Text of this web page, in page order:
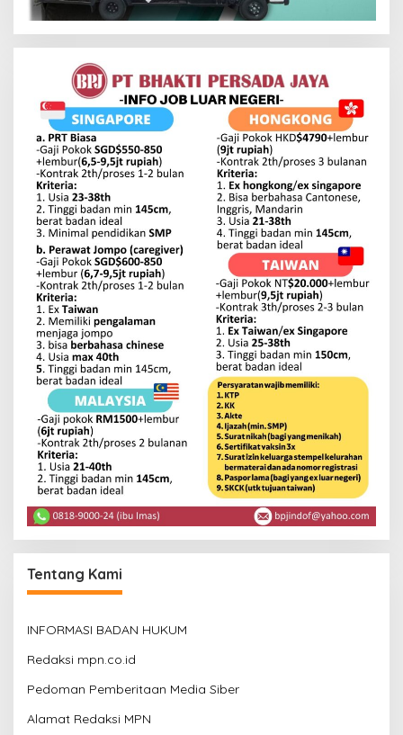
Tentang Kami
INFORMASI BADAN HUKUM
Redaksi mpn.co.id
Pedoman Pemberitaan Media Siber
Alamat Redaksi MPN